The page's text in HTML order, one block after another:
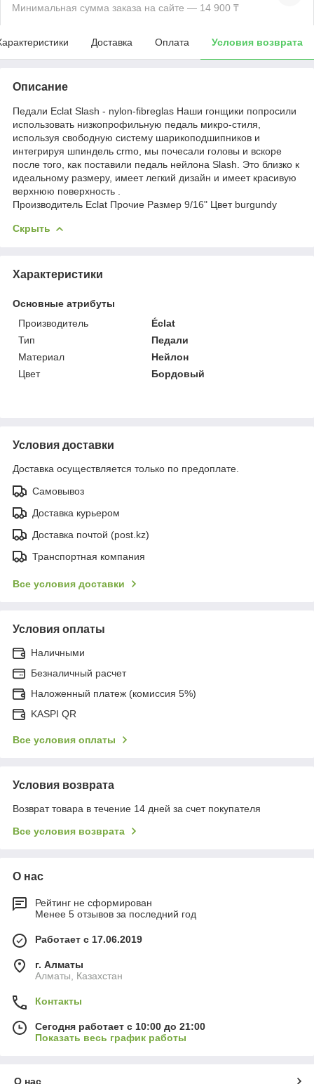
Минимальная сумма заказа на сайте — 14 900 ₸
Доставка Оплата Условия возврата
Описание
Педали Eclat Slash - nylon-fibreglas Наши гонщики попросили
использовать низкопрофильную педаль микро-стиля,
используя свободную систему шарикоподшипников и
интегрируя шпиндель crmo, мы почесали головы и вскоре
после того, как поставили педаль нейлона Slash. Это близко к
идеальному размеру, имеет легкий дизайн и имеет красивую
верхнюю поверхность .
Производитель Eclat Прочие Размер 9/16" Цвет burgundy
Скрыть
Характеристики
Основные атрибуты
Производитель
Éclat
Тип
Педали
Материал
Нейлон
Цвет
Бордовый
Условия доставки
Доставка осуществляется только по предоплате.
Самовывоз
Доставка курьером
Доставка почтой (post.kz)
Транспортная компания
Все условия доставки
Условия оплаты
Наличными
Безналичный расчет
Наложенный платеж (комиссия 5%)
KASPI QR
Все условия оплаты
Условия возврата
Возврат товара в течение 14 дней за счет покупателя
Все условия возврата
О нас
Рейтинг не сформирован
Менее 5 отзывов за последний год
Работает с 17.06.2019
г. Алматы
Алматы, Казахстан
Контакты
Сегодня работает с 10:00 до 21:00
Показать весь график работы
О нас